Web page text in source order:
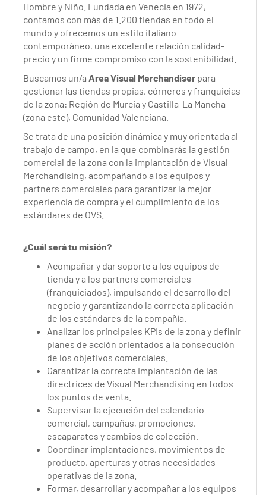
FR
IT
DE
ES
PT
Hombre y Niño. Fundada en Venecia en 1972,
contamos con más de 1.200 tiendas en todo el
mundo y ofrecemos un estilo italiano
contemporáneo, una excelente relación calidad-
precio y un firme compromiso con la sostenibilidad.
Buscamos un/a Area Visual Merchandiser para
gestionar las tiendas propias, córneres y franquicias
de la zona: Región de Murcia y Castilla-La Mancha
(zona este), Comunidad Valenciana.
Se trata de una posición dinámica y muy orientada al
trabajo de campo, en la que combinarás la gestión
comercial de la zona con la implantación de Visual
Merchandising, acompañando a los equipos y
partners comerciales para garantizar la mejor
experiencia de compra y el cumplimiento de los
estándares de OVS.
¿Cuál será tu misión?
Acompañar y dar soporte a los equipos de
tienda y a los partners comerciales
(franquiciados), impulsando el desarrollo del
negocio y garantizando la correcta aplicación
de los estándares de la compañía.
Analizar los principales KPIs de la zona y definir
planes de acción orientados a la consecución
de los objetivos comerciales.
Garantizar la correcta implantación de las
directrices de Visual Merchandising en todos
los puntos de venta.
Supervisar la ejecución del calendario
comercial, campañas, promociones,
escaparates y cambios de colección.
Coordinar implantaciones, movimientos de
producto, aperturas y otras necesidades
operativas de la zona.
Formar, desarrollar y acompañar a los equipos